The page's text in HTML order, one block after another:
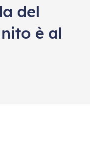
del
è al